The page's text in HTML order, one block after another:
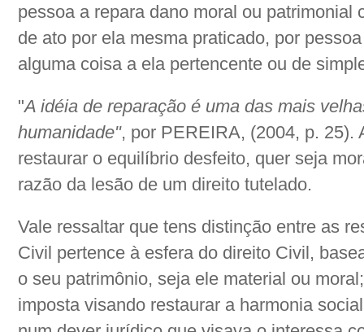
pessoa a repara dano moral ou patrimonial
de ato por ela mesma praticado, por
alguma coisa a ela pertencente ou de
"A idéia de reparação é uma das mais
humanidade", por PEREIRA, (2004, p. 25).
restaurar o equilíbrio desfeito, quer seja
razão da lesão de um direito tutelado.
Vale ressaltar que tens distinção entre as
Civil pertence à esfera do direito Civil,
o seu patrimônio, seja ele material ou
imposta visando restaurar a harmonia